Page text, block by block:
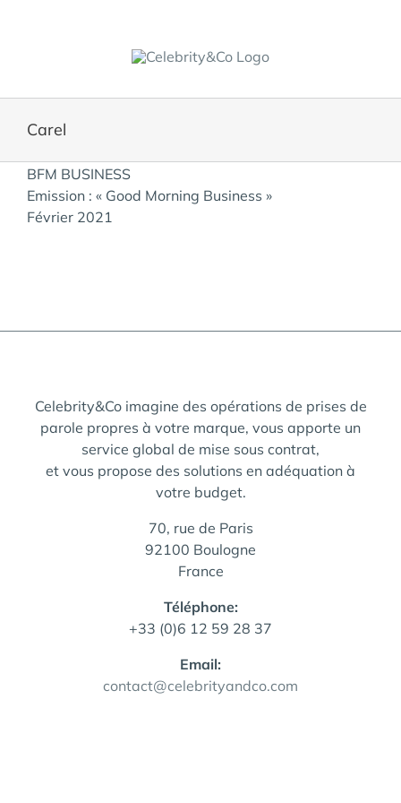
Carel
View
Larger
Image
BFM BUSINESS
Emission : « Good Morning Business »
Février 2021
Celebrity&Co imagine des opérations de prises de
parole propres à votre marque, vous apporte un
service global de mise sous contrat,
et vous propose des solutions en adéquation à
votre budget.
70, rue de Paris
92100 Boulogne
France
Téléphone:
+33 (0)6 12 59 28 37
Email:
contact@celebrityandco.com